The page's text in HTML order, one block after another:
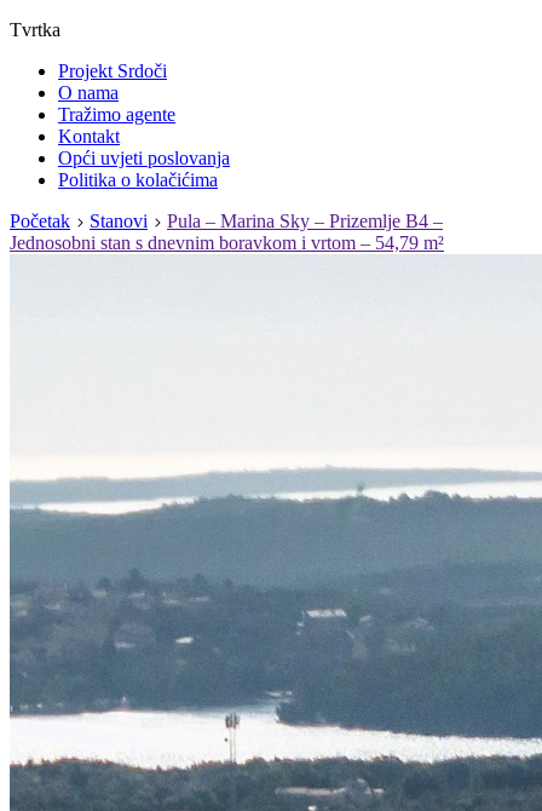
Tvrtka
Projekt Srdoči
O nama
Tražimo agente
Kontakt
Opći uvjeti poslovanja
Politika o kolačićima
Početak
Stanovi
Pula – Marina Sky – Prizemlje B4 –
Jednosobni stan s dnevnim boravkom i vrtom – 54,79 m²